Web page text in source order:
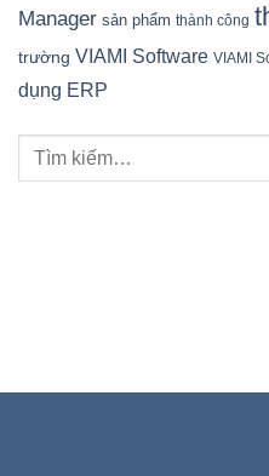
Manager sản phẩm thành công
trường VIAMI Software VIAMI
dụng ERP